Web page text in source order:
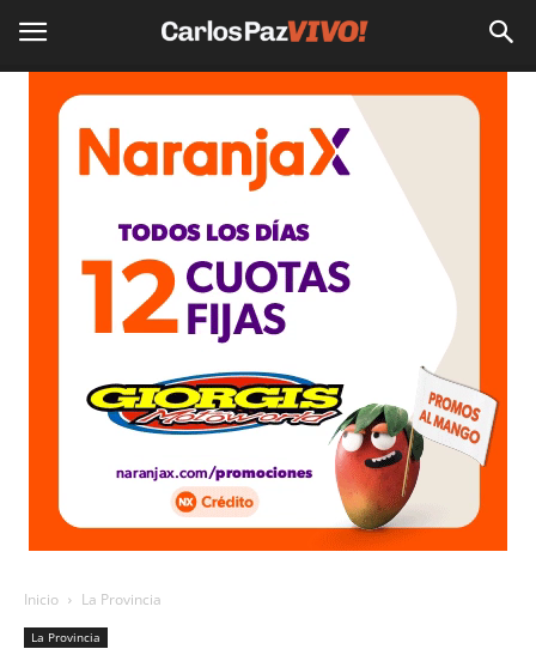
Inicio La Provincia
La Provincia